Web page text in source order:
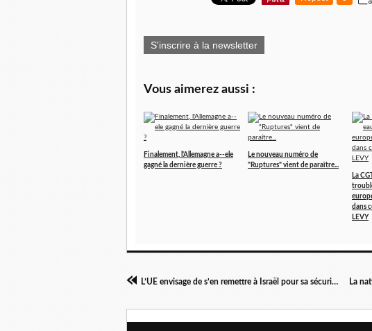
S'inscrire à la newsletter
Vous aimerez aussi :
Finalement, l'Allemagne a--ele
gagné la dernière guerre ?
Le nouveau numéro de
"Ruptures" vient de paraître...
La
dans
LEVY
L’UE envisage de s’en remettre à Israël pour sa sécurité d’approvisionnement en gaz